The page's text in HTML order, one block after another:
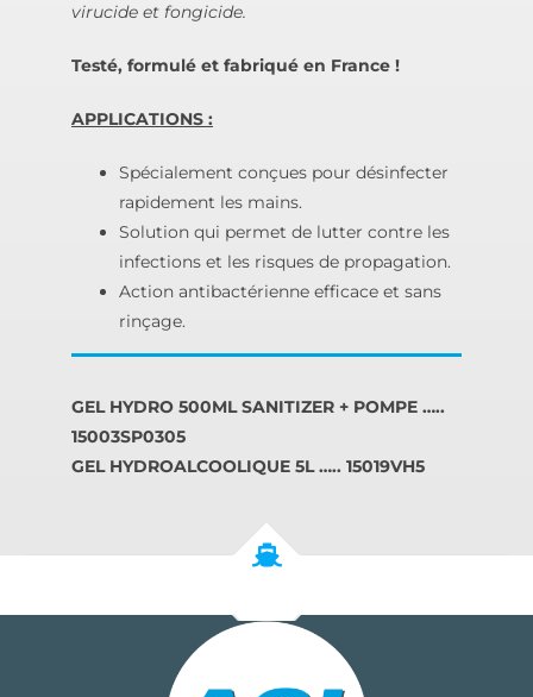
virucide et fongicide.
Testé, formulé et fabriqué en France !
APPLICATIONS :
Spécialement conçues pour désinfecter
rapidement les mains.
Solution qui permet de lutter contre les
infections et les risques de propagation.
Action antibactérienne efficace et sans
rinçage.
GEL HYDRO 500ML SANITIZER + POMPE …..
15003SP0305
GEL HYDROALCOOLIQUE 5L ….. 15019VH5